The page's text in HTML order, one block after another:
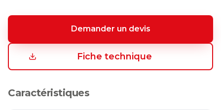
Demander un devis
Fiche technique
Caractéristiques